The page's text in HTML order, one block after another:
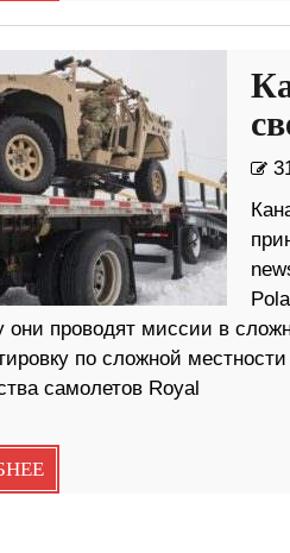
они проводят миссии в
по сложной
самолетов Royal